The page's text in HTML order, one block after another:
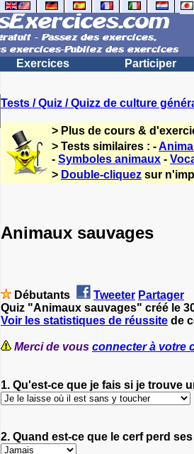
Exercices Participer
Tests / Quiz / Quizz de culture
> Plus de cours &
> Tests similaires : -
- Symboles animaux -
> Double-cliquez sur
Animaux sauvages
Débutants Tweeter Partager
Quiz "Animaux sauvages" créé le
Voir les statistiques de réussite de
Merci de vous connecter à votre
1. Qu'est-ce que je fais si je trouve
2. Quand est-ce que le cerf perd